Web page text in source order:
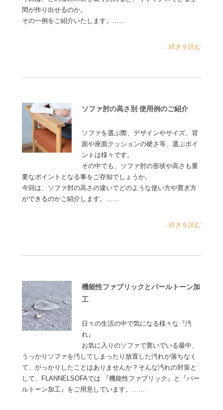
間が作り出せるのか。
その一例をご紹介いたします。……
...続きを読む
ソファ肘の高さ別 使用例のご紹介
ソファを選ぶ際、デザインやサイズ、背
面や座面クッションの硬さ等、選ぶポイ
ントは様々です。
その中でも、ソファ肘の形状や高さも重
要なポイントとなる事をご存知でしょうか。
今回は、ソファ肘の高さの違いでどのような使い方や寛ぎ方
ができるのかご紹介します。……
...続きを読む
機能性ファブリックとパールトーン加
工
日々の生活の中で気になる様々な『汚
れ』
お気に入りのソファで寛いでいる最中、
うっかりソファを汚してしまったり放置した汚れが落ちなく
て、がっかりしたことはありませんか？そんな汚れの対策と
して、FLANNELSOFAでは 『機能性ファブリック』と『パー
ルトーン加工』をご用意しています。……